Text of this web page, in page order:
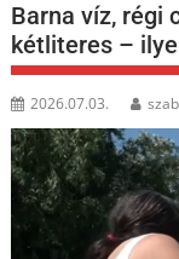
Barna víz, régi
kétliteres –
2026.07.03.